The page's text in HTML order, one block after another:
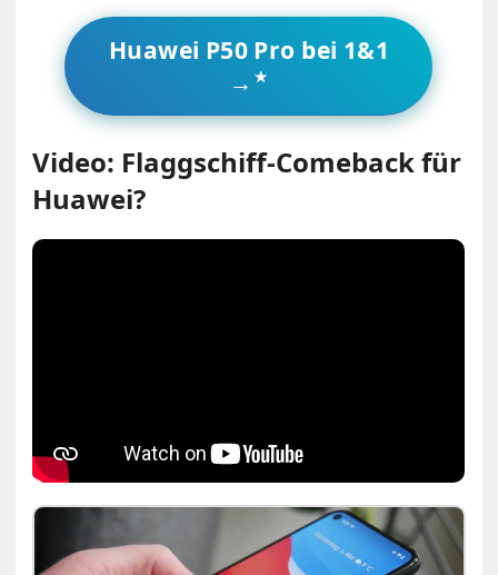
Huawei P50 Pro bei 1&1
→
Video: Flaggschiff-Comeback für
Huawei?